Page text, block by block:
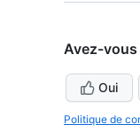
Avez-
Oui
Politique de